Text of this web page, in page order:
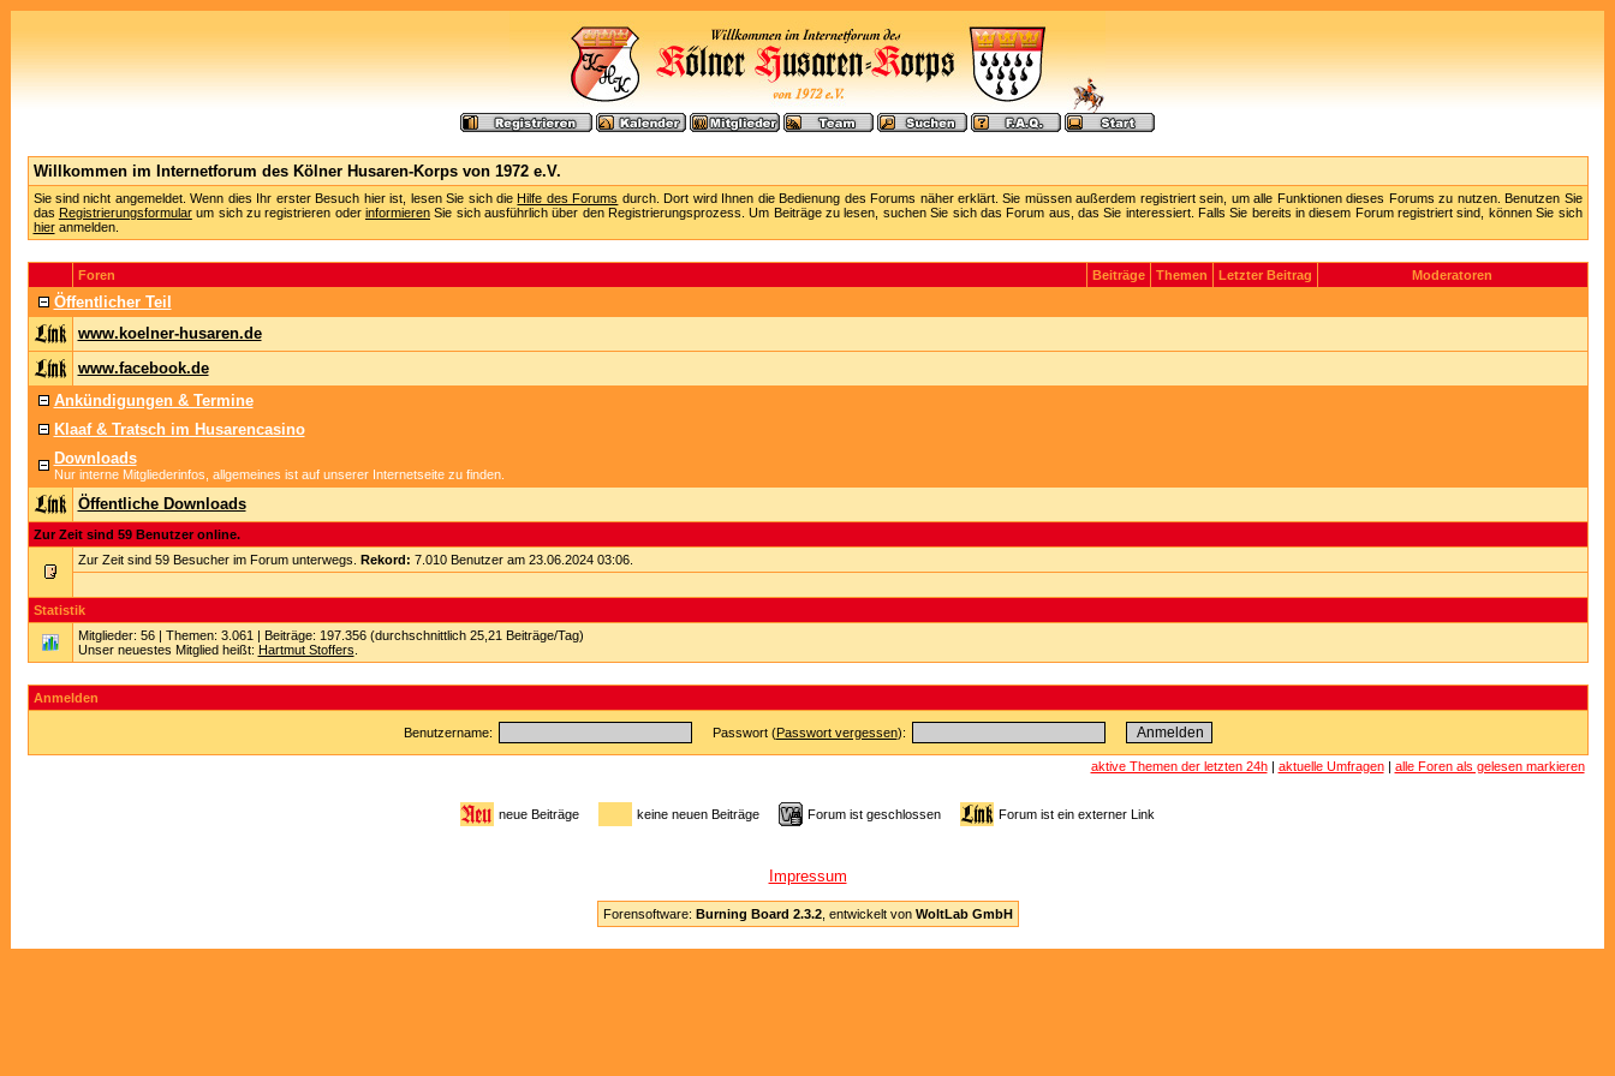
Willkommen im Internetforum des Kölner Husaren-Korps von 1972 e.V.
Sie sind nicht angemeldet. Wenn dies Ihr erster Besuch hier ist, lesen Sie sich dieHilfe des Forums durch. Dort wird Ihnen die Bedienung des Forums näher erklärt. Sie müssen außerdem registriert sein, um alle Funktionen dieses Forums zu nutzen. Benutzen Sie
das Registrierungsformularum sich zu registrieren oder informierenSie sich ausführlich über den Registrierungsprozess. Um Beiträge zu lesen, suchen Sie sich das Forum aus, das Sie interessiert. Falls Sie bereits in diesem Forum registriert sind, können Sie sich
hieranmelden.
Foren Beiträge Themen Letzter Beitrag Moderatoren
Öffentlicher Teil
www.koelner-husaren.de
www.facebook.de
Ankündigungen & Termine
Klaaf & Tratsch im Husarencasino
Downloads
Nur interne Mitgliederinfos, allgemeines ist auf unserer Internetseite zu finden.
Öffentliche Downloads
Zur Zeit sind 59 Benutzer online.
Zur Zeit sind 59 Besucher im Forum unterwegs. Rekord: 7.010 Benutzer am 23.06.2024 03:06.
Statistik
Mitglieder: 56 | Themen: 3.061 | Beiträge: 197.356 (durchschnittlich 25,21 Beiträge/Tag)
Unser neuestes Mitglied heißt: Hartmut Stoffers
Anmelden
Benutzername: Passwort (Passwort vergessen):
aktive Themen der letzten 24h| aktuelle Umfragen| alle Foren als gelesen markieren
neue Beiträge keine neuen Beiträge Forum ist geschlossen Forum ist ein externer Link
Impressum
Forensoftware: Burning Board 2.3.2, entwickelt von WoltLab GmbH